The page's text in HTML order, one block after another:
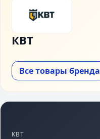
КВТ
Все товары бренда
КВТ